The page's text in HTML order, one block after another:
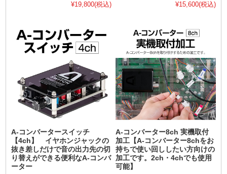
¥19,800(税込)
¥15,600(税込)
A-コンバータースイッチ
【4ch】 イヤホンジャックの
抜き差しだけで音の出力先の切
り替えができる便利なA-コンバ
ーター
A-コンバーター8ch 実機取付
加工【A-コンバーター8chをお
持ちで使い回ししたい方向けの
加工です。2ch・4chでも使用
可能】